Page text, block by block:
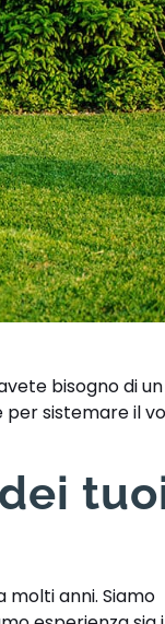
bisogno di un
per sistemare il
molti anni. Siamo